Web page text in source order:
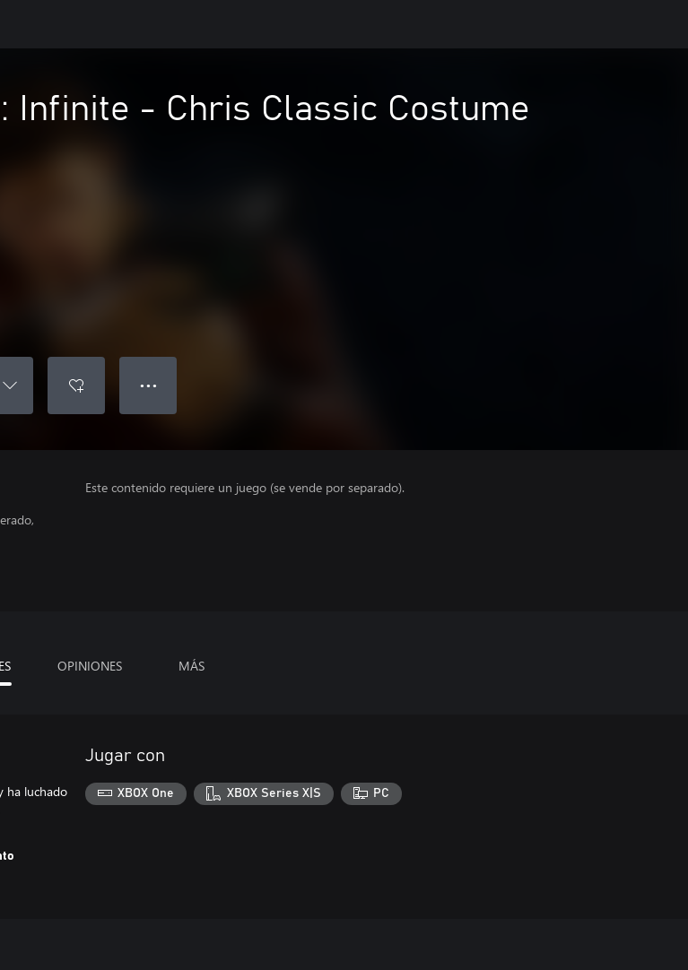
Infinite - Chris Classic Costume
● ● ●
Este contenido requiere un juego (se vende por separado).
OPINIONES MÁS
ha luchado
Jugar con
XBOX One XBOX Series X|S PC